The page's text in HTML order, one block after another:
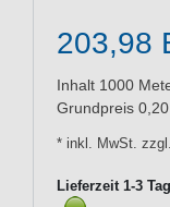
203,98
Inhalt 1000
Grundpreis
* inkl. MwSt. zzgl.
Lieferzeit 1-3